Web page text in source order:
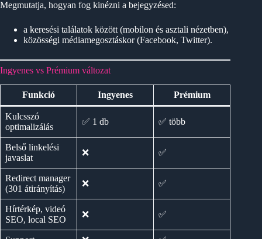
Megmutatja, hogyan fog kinézni a bejegyzésed:
a keresési találatok között (mobilon és asztali nézetben),
közösségi médiamegosztáskor (Facebook, Twitter).
Ingyenes vs Prémium változat
Funkció Ingyenes Prémium
Kulcsszó
optimalizálás
✅ 1 db ✅ több
Belső linkelési
javaslat
❌ ✅
Redirect manager
(301 átirányítás)
❌ ✅
Hírtérkép, videó
SEO, local SEO
❌ ✅